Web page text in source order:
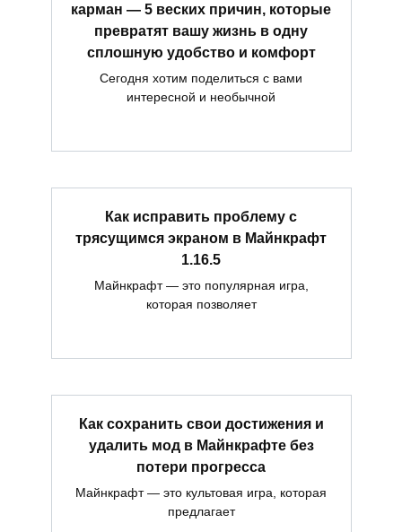
карман — 5 веских причин, которые
превратят вашу жизнь в одну
сплошную удобство и комфорт
Сегодня хотим поделиться с вами
интересной и необычной
Как исправить проблему с
трясущимся экраном в Майнкрафт
1.16.5
Майнкрафт — это популярная игра,
которая позволяет
Как сохранить свои достижения и
удалить мод в Майнкрафте без
потери прогресса
Майнкрафт — это культовая игра, которая
предлагает